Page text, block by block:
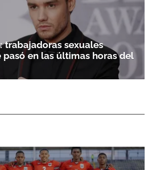
trabajadoras sexuales
pasó en las últimas horas del